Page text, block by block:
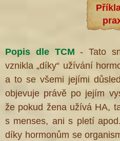
Popis dle TCM- Tato
vznikla „díky“ užívání
a to se všemi jejími
objevuje právě po jejím
že pokud žena užívá HA,
s menses, ani s pletí
díky hormonům se